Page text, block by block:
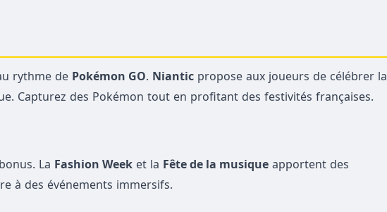
rythme de Pokémon GO. Niantic propose aux joueurs de célébrer la
Capturez des Pokémon tout en profitant des festivités françaises.
La Fashion Week et la Fête de la musique apportent des
à des événements immersifs.